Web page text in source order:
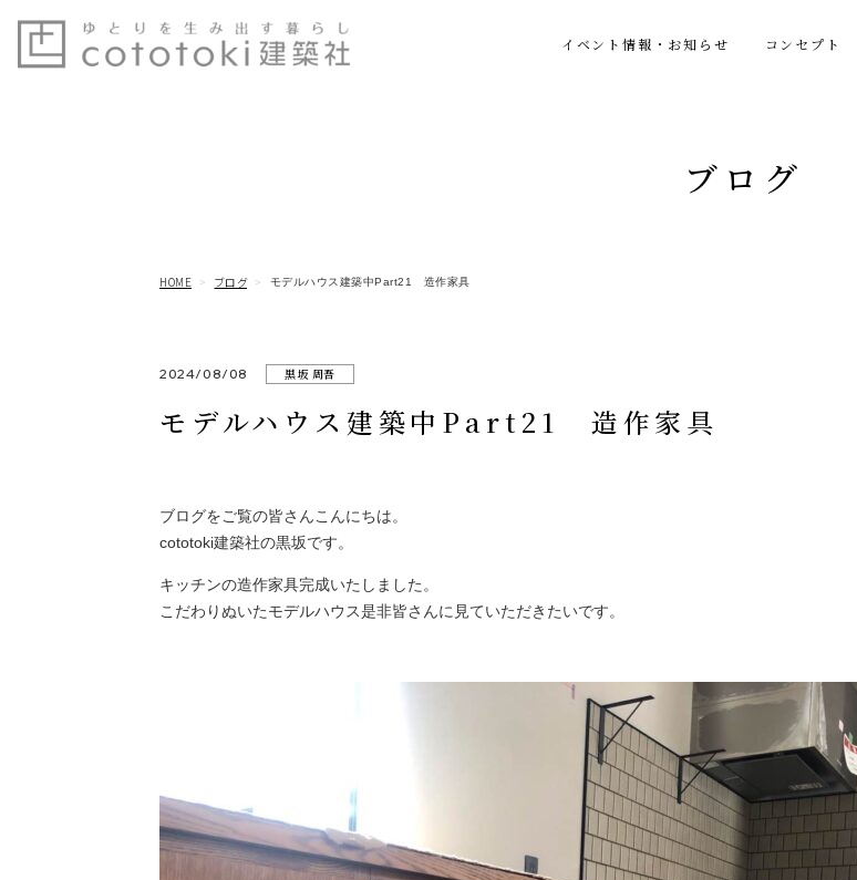
イベント情報・お知らせ コンセプト
ブログ
HOME ブログ モデルハウス建築中Part21 造作家具
2024/08/08 黒坂 周吾
モデルハウス建築中Part21 造作家具
ブログをご覧の皆さんこんにちは。
cototoki建築社の黒坂です。
キッチンの造作家具完成いたしました。
こだわりぬいたモデルハウス是非皆さんに見ていただきたいです。